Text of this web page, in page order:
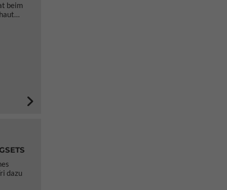
beim
dazu